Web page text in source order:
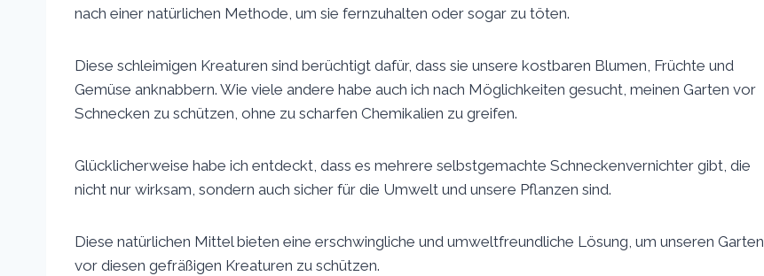
nach einer natürlichen Methode, um sie fernzuhalten oder sogar zu töten.
Diese schleimigen Kreaturen sind berüchtigt dafür, dass sie unsere kostbaren Blumen, Früchte und
Gemüse anknabbern. Wie viele andere habe auch ich nach Möglichkeiten gesucht, meinen Garten vor
Schnecken zu schützen, ohne zu scharfen Chemikalien zu greifen.
Glücklicherweise habe ich entdeckt, dass es mehrere selbstgemachte Schneckenvernichter gibt, die
nicht nur wirksam, sondern auch sicher für die Umwelt und unsere Pflanzen sind.
Diese natürlichen Mittel bieten eine erschwingliche und umweltfreundliche Lösung, um unseren Garten
vor diesen gefräßigen Kreaturen zu schützen.